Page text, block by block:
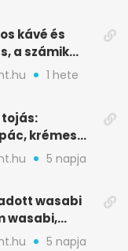
kávé és
a számik
1 hete
krémes
alatt5 napja
wasabi
wasabi,
5 napja